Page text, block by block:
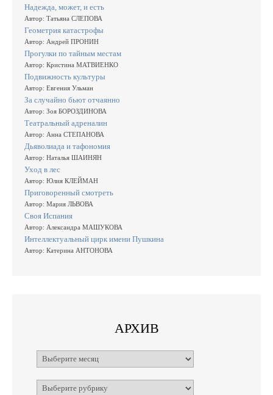
Надежда, может, и есть
Автор: Татьяна СЛЕПОВА
Геометрия катастрофы
Автор: Андрей ПРОНИН
Прогулки по тайным местам
Автор: Кристина МАТВИЕНКО
Подвижность культуры
Автор: Евгения Ульман
За случайно бьют отчаянно
Автор: Зоя БОРОЗДИНОВА
Театральный адреналин
Автор: Анна СТЕПАНОВА
Дьяволиада и тафономия
Автор: Наталья ШАИНЯН
Уход в лес
Автор: Юлия КЛЕЙМАН
Приговоренный смотреть
Автор: Мария ЛЬВОВА
Своя Испания
Автор: Александра МАШУКОВА
Интеллектуальный цирк имени Пушкина
Автор: Катерина АНТОНОВА
АРХИВ
Архивы
Рубрики